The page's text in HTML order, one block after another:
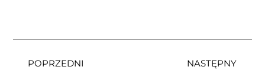
POPRZEDNI NASTĘPNY